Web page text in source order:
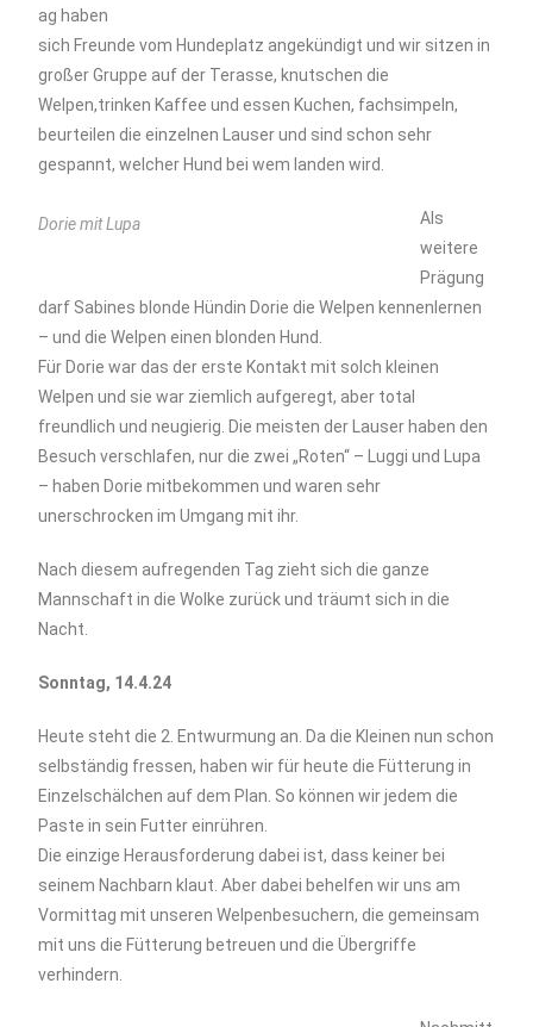
ag haben
sich Freunde vom Hundeplatz angekündigt und wir sitzen in
großer Gruppe auf der Terasse, knutschen die
Welpen,trinken Kaffee und essen Kuchen, fachsimpeln,
beurteilen die einzelnen Lauser und sind schon sehr
gespannt, welcher Hund bei wem landen wird.
Dorie mit Lupa
Als
weitere
Prägung
darf Sabines blonde Hündin Dorie die Welpen kennenlernen
– und die Welpen einen blonden Hund.
Für Dorie war das der erste Kontakt mit solch kleinen
Welpen und sie war ziemlich aufgeregt, aber total
freundlich und neugierig. Die meisten der Lauser haben den
Besuch verschlafen, nur die zwei „Roten“ – Luggi und Lupa
– haben Dorie mitbekommen und waren sehr
unerschrocken im Umgang mit ihr.
Nach diesem aufregenden Tag zieht sich die ganze
Mannschaft in die Wolke zurück und träumt sich in die
Nacht.
Sonntag, 14.4.24
Heute steht die 2. Entwurmung an. Da die Kleinen nun schon
selbständig fressen, haben wir für heute die Fütterung in
Einzelschälchen auf dem Plan. So können wir jedem die
Paste in sein Futter einrühren.
Die einzige Herausforderung dabei ist, dass keiner bei
seinem Nachbarn klaut. Aber dabei behelfen wir uns am
Vormittag mit unseren Welpenbesuchern, die gemeinsam
mit uns die Fütterung betreuen und die Übergriffe
verhindern.